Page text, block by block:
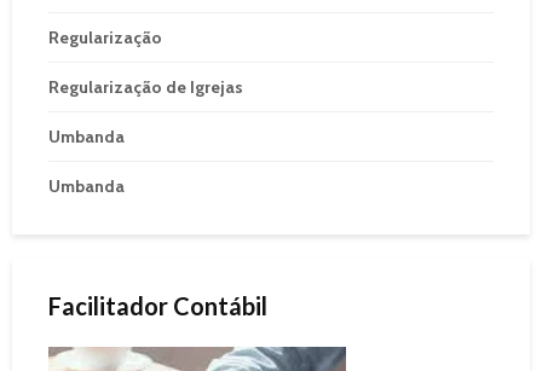
Regularização
Regularização de Igrejas
Umbanda
Umbanda
Facilitador Contábil